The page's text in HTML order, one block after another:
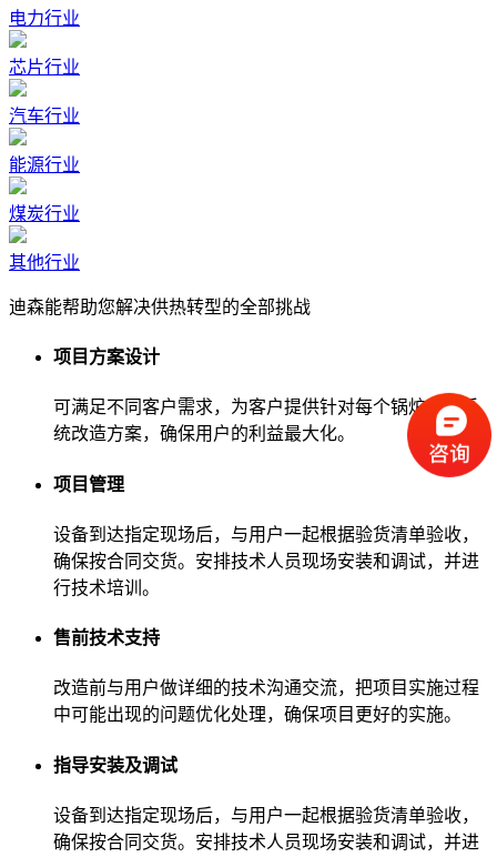
电力行业
芯片行业
汽车行业
能源行业
煤炭行业
其他行业
迪森能帮助您解决供热转型的全部挑战
项目方案设计
可满足不同客户需求，为客户提供针对每个锅炉房的系
统改造方案，确保用户的利益最大化。
项目管理
设备到达指定现场后，与用户一起根据验货清单验收，
确保按合同交货。安排技术人员现场安装和调试，并进
行技术培训。
售前技术支持
改造前与用户做详细的技术沟通交流，把项目实施过程
中可能出现的问题优化处理，确保项目更好的实施。
指导安装及调试
设备到达指定现场后，与用户一起根据验货清单验收，
确保按合同交货。安排技术人员现场安装和调试，并进